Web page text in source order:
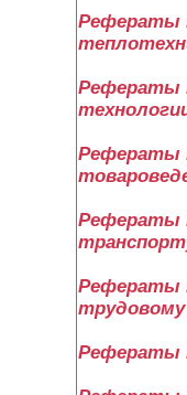
Рефераты
Рефераты
Рефераты
Рефераты
Рефераты
трудовому
Рефераты